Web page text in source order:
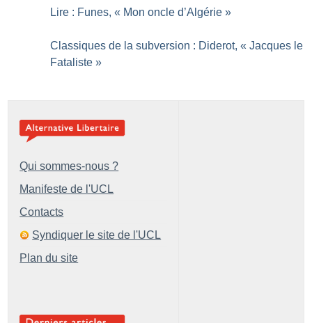
Lire : Funes, « Mon oncle d’Algérie »
Classiques de la subversion : Diderot, « Jacques le
Fataliste »
Qui sommes-nous ?
Manifeste de l'UCL
Contacts
Syndiquer le site de l'UCL
Plan du site